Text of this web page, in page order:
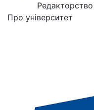
Про університет